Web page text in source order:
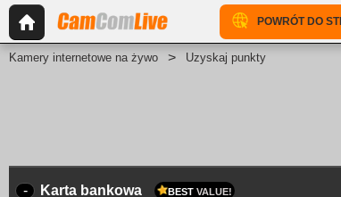
POWRÓT DO
Kamery internetowe na żywo Uzyskaj punkty
- Karta bankowa BEST VALUE!